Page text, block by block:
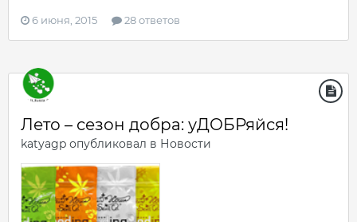
6 июня, 2015 28 ответов
Лето – сезон добра: уДОБРяйся!
katyagp опубликовал в Новости